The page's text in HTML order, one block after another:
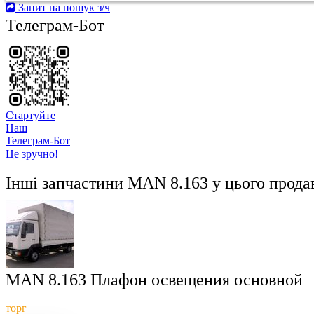
Запит на пошук з/ч
Телеграм-Бот
Стартуйте
Hаш
Телеграм-Бот
Це зручно!
Інші запчастини MAN 8.163 у цього
MAN 8.163 Плафон освещения основной
торг